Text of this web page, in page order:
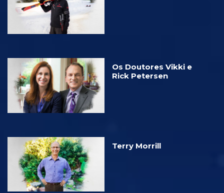
Os Doutores Vikki e
Rick Petersen
Terry Morrill